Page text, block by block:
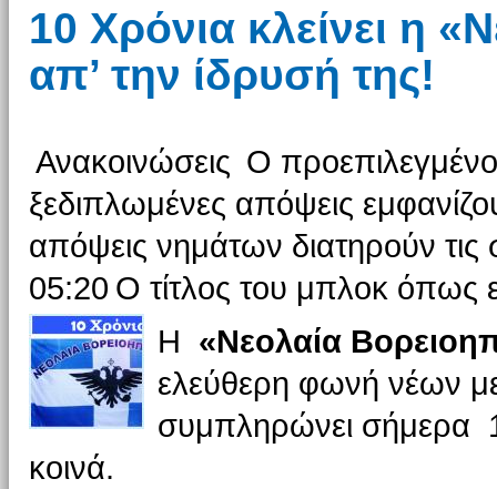
10 Χρόνια κλείνει η
απ’ την ίδρυσή της!
Ανακοινώσεις Ο
ξεδιπλωμένες απόψεις
απόψεις νημάτων διατηρούν τις
05:20 Ο τίτλος του μπλοκ όπως
Η «Νεολαία
ελεύθερη φωνή νέων
συμπληρώνει σήμερα
κοινά.